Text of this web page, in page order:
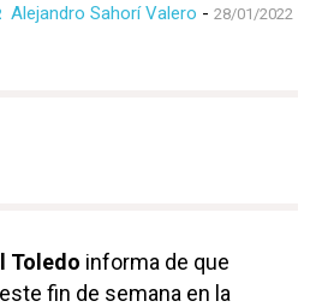
Alejandro Sahorí Valero - 28/01/2022
Toledo informa de que
fin de semana en la